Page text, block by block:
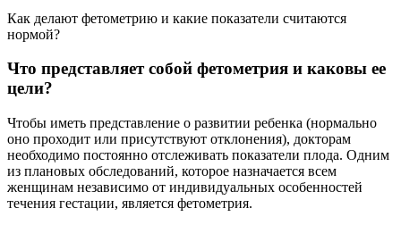
Как делают фетометрию и какие показатели считаются
нормой?
Что представляет собой фетометрия и каковы ее
цели?
Чтобы иметь представление о развитии ребенка (нормально
оно проходит или присутствуют отклонения), докторам
необходимо постоянно отслеживать показатели плода. Одним
из плановых обследований, которое назначается всем
женщинам независимо от индивидуальных особенностей
течения гестации, является фетометрия.